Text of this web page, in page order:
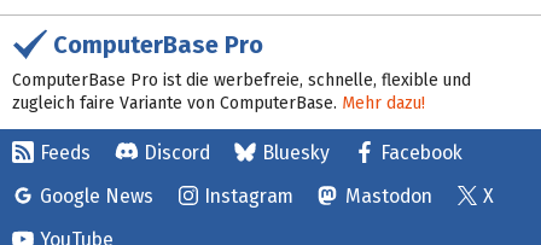
ComputerBase Pro
ComputerBase Pro ist die werbefreie, schnelle, flexible und
zugleich faire Variante von ComputerBase. Mehr dazu!
Feeds Discord Bluesky
Facebook
Google News
Instagram Mastodon
X
YouTube